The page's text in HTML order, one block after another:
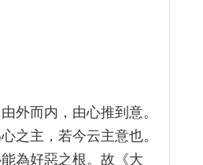
外而内，由心推到意。
之主，若今云主意也。
為好惡之根。故《大